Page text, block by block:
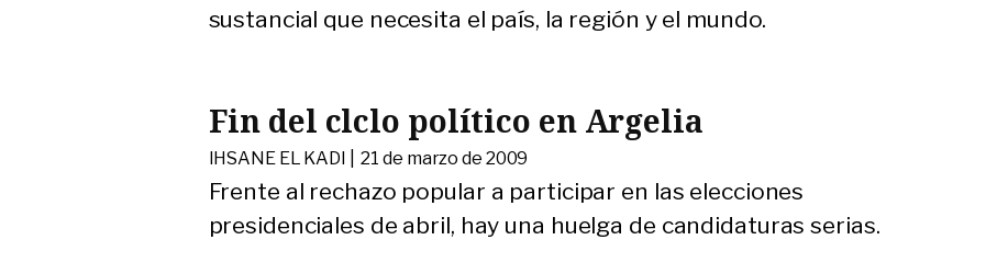
sustancial que necesita el país, la región y el mundo.
Fin del clclo político en Argelia
IHSANE EL KADI |21 de marzo de 2009
Frente al rechazo popular a participar en las elecciones
presidenciales de abril, hay una huelga de candidaturas serias.